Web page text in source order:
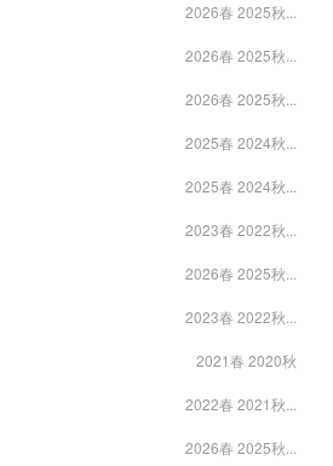
2026春 2025秋...
2026春 2025秋...
2026春 2025秋...
2025春 2024秋...
2025春 2024秋...
2023春 2022秋...
2026春 2025秋...
2023春 2022秋...
2021春 2020秋
2022春 2021秋...
2026春 2025秋...